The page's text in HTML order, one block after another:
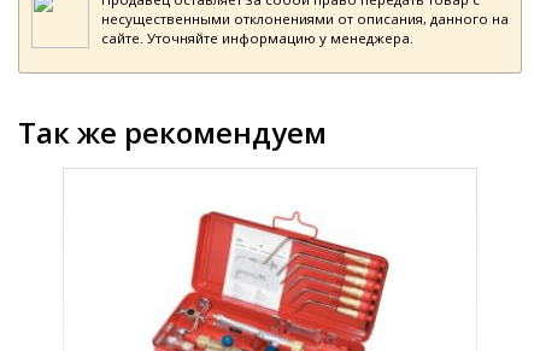
несущественными отклонениями от описания, данного на
сайте. Уточняйте информацию у менеджера.
Так же рекомендуем